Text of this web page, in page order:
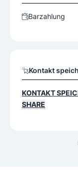
Barzahlung
Kontakt
KONTAKT
SHARE